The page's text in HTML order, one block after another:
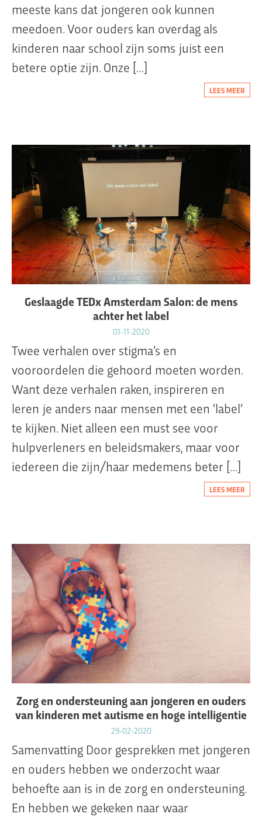
meeste kans dat jongeren ook kunnen
meedoen. Voor ouders kan overdag als
kinderen naar school zijn soms juist een
betere optie zijn. Onze […]
LEES MEER
Geslaagde TEDx Amsterdam Salon: de mens
achter het label
01-11-2020
Twee verhalen over stigma’s en
vooroordelen die gehoord moeten worden.
Want deze verhalen raken, inspireren en
leren je anders naar mensen met een ‘label’
te kijken. Niet alleen een must see voor
hulpverleners en beleidsmakers, maar voor
iedereen die zijn/haar medemens beter […]
LEES MEER
Zorg en ondersteuning aan jongeren en ouders
van kinderen met autisme en hoge intelligentie
29-02-2020
Samenvatting Door gesprekken met jongeren
en ouders hebben we onderzocht waar
behoefte aan is in de zorg en ondersteuning.
En hebben we gekeken naar waar